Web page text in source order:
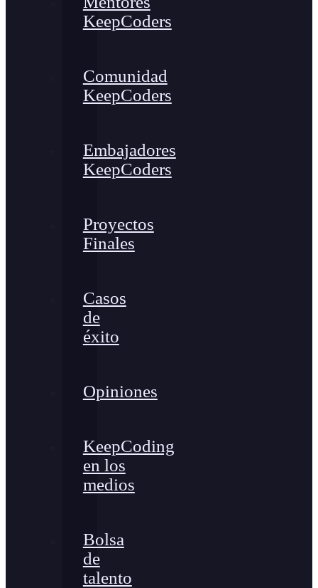
KeepCoders
Comunidad
KeepCoders
Embajadores
KeepCoders
Proyectos
Finales
Casos
de
éxito
Opiniones
KeepCoding
en los
medios
Bolsa
de
talento